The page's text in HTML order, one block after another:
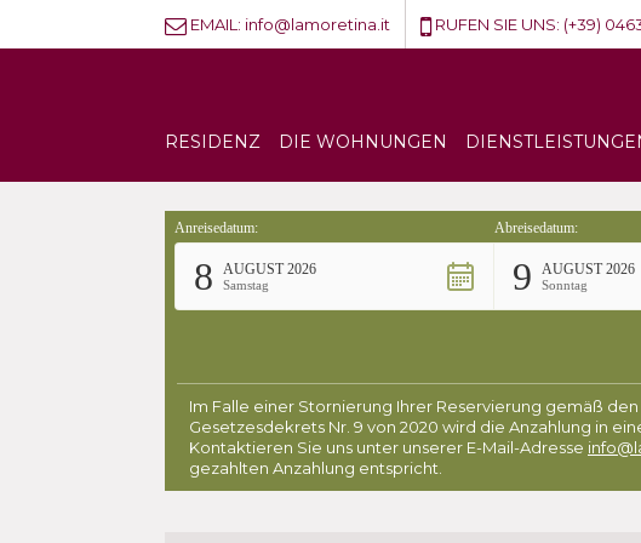
EMAIL: info@lamoretina.it RUFEN SIE UNS: (+39)
RESIDENZ DIE WOHNUNGEN
Anreisedatum:
8 AUGUST 2026
Samstag
Abreisedatum:
9 AUGUST 2026
Sonntag
Im Falle einer Stornierung Ihrer Reservierung gemäß
Gesetzesdekrets Nr. 9 von 2020 wird die Anzahlung in
Kontaktieren Sie uns unter unserer E-Mail-Adresse
gezahlten Anzahlung entspricht.